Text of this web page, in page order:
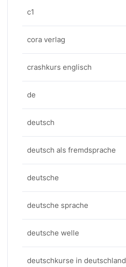
c1
cora verlag
crashkurs englisch
de
deutsch
deutsch als fremdsprache
deutsche
deutsche sprache
deutsche welle
deutschkurse in deutschland